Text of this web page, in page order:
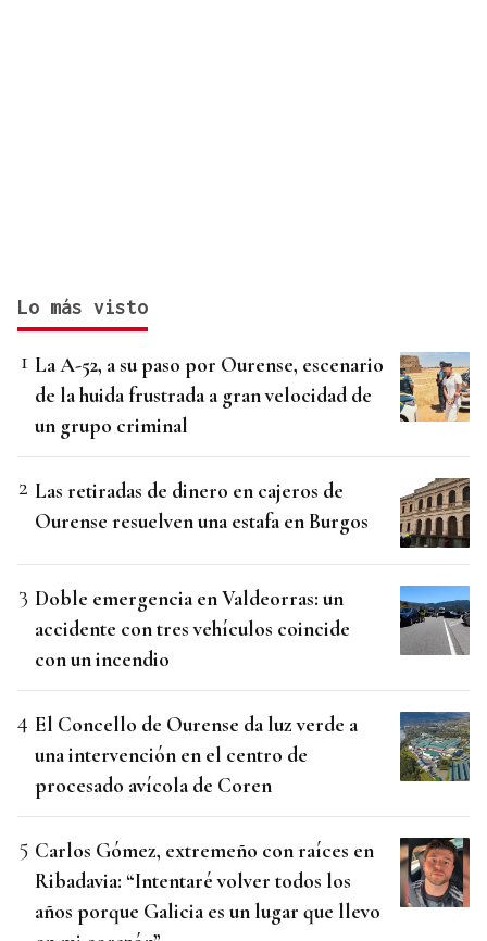
Lo más visto
La A-52, a su paso por Ourense, escenario
de la huida frustrada a gran velocidad de
un grupo criminal
Las retiradas de dinero en cajeros de
Ourense resuelven una estafa en Burgos
Doble emergencia en Valdeorras: un
accidente con tres vehículos coincide
con un incendio
El Concello de Ourense da luz verde a
una intervención en el centro de
procesado avícola de Coren
Carlos Gómez, extremeño con raíces en
Ribadavia: “Intentaré volver todos los
años porque Galicia es un lugar que llevo